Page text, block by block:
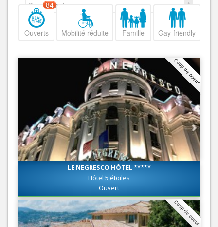
Decroissant
Ouverts
84
Mobilité réduite Famille Gay-friendly
Coup de coeur
LE NEGRESCO HÔTEL *****
Hôtel 5 étoiles
Ouvert
Coup de coeur